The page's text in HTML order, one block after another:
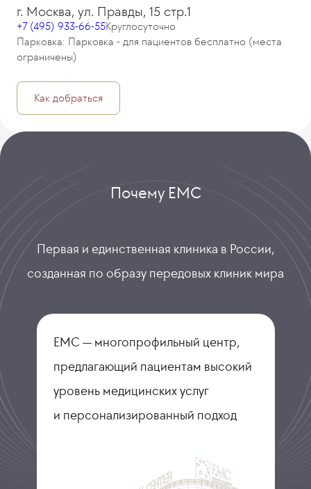
г. Москва, ул. Правды, 15 стр.1
+7 (495) 933-66-55Круглосуточно
Парковка: Парковка - для пациентов бесплатно (места
ограничены)
Как добраться
Почему ЕМС
Первая и единственная клиника в России,
созданная по образу передовых клиник мира
ЕМС — многопрофильный центр,
предлагающий пациентам высокий
уровень медицинских услуг
и персонализированный подход